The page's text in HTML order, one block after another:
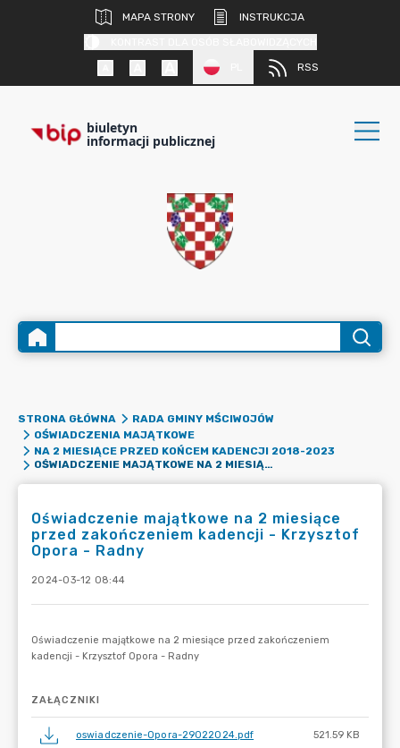
MAPA STRONY
INSTRUKCJA
RSS
biuletyn
informacji publicznej
STRONA GŁÓWNA
RADA GMINY MŚCIWOJÓW
OŚWIADCZENIA MAJĄTKOWE
NA 2 MIESIĄCE PRZED KOŃCEM KADENCJI 2018-2023
OŚWIADCZENIE MAJĄTKOWE NA 2 MIESIĄCE PRZED ZAKOŃCZENIEM KADENCJI - KRZYSZTOF OPORA - RADNY
Oświadczenie majątkowe na 2 miesiące
przed zakończeniem kadencji - Krzysztof
Opora - Radny
2024-03-12 08:44
ZAŁĄCZNIKI
oswiadczenie-Opora-29022024.pdf 521.59 KB